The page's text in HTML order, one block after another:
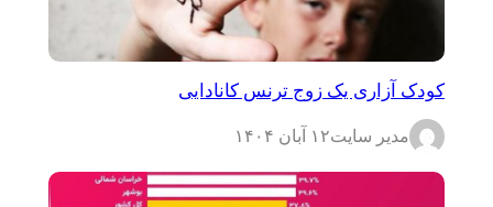
کودک آزاری یک زوج ترنس کانادایی
مدیر سایت۱۲ آبان ۱۴۰۴